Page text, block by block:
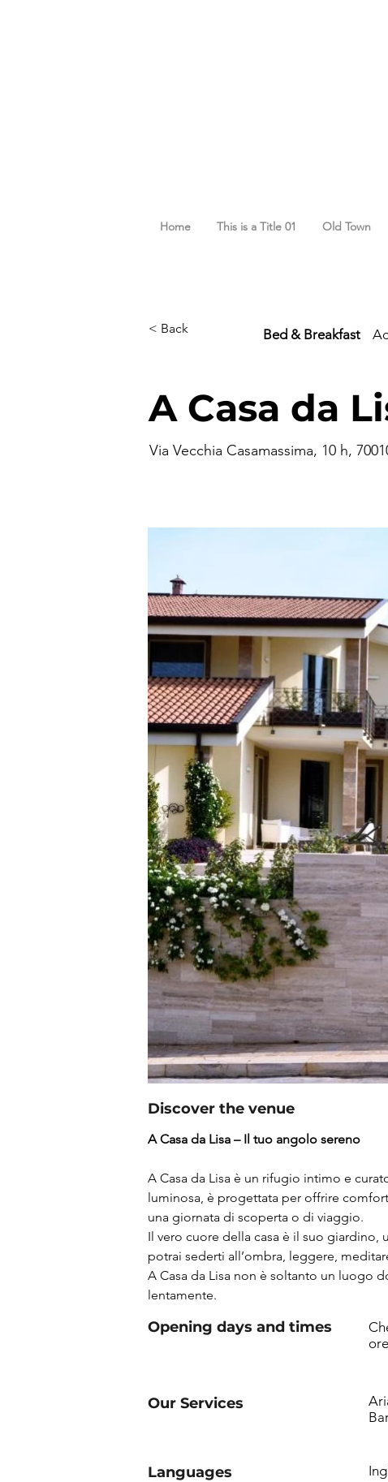
Home This is a Title 01 Old Town
< Back Bed & Breakfast
A Casa da
Via Vecchia Casamassima, 10 h,
Discover the venue
A Casa da Lisa – Il tuo angolo sereno
A Casa da Lisa è un rifugio intimo e
luminosa, è progettata per offrire
una giornata di scoperta o di viaggio.
Il vero cuore della casa è il suo giardino,
potrai sederti all’ombra, leggere,
A Casa da Lisa non è soltanto un luogo
lentamente.
Opening days and times
Our Services
Languages